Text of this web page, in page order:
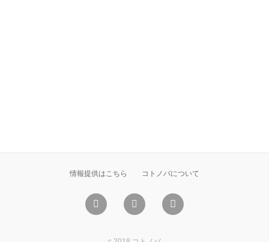
情報提供はこちら コトノバについて